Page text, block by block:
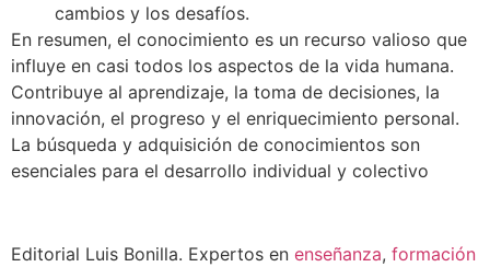
cambios y los desafíos.
En resumen, el conocimiento es un recurso valioso que
influye en casi todos los aspectos de la vida humana.
Contribuye al aprendizaje, la toma de decisiones, la
innovación, el progreso y el enriquecimiento personal.
La búsqueda y adquisición de conocimientos son
esenciales para el desarrollo individual y colectivo
Editorial Luis Bonilla. Expertos en enseñanza, formación